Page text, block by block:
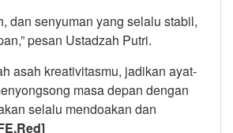
dan senyuman yang selalu stabil,
pesan Ustadzah Putri.
asah kreativitasmu, jadikan ayat-
masa depan dengan
selalu mendoakan dan